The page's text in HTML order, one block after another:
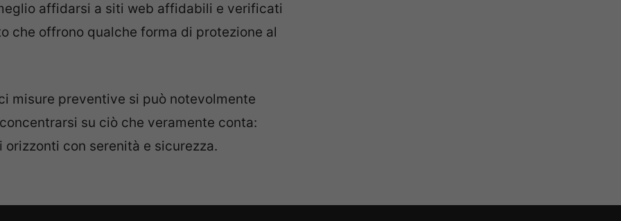
affidarsi a siti web affidabili e verificati
che offrono qualche forma di protezione al
misure preventive si può notevolmente
su ciò che veramente conta:
orizzonti con serenità e sicurezza.